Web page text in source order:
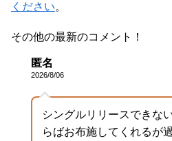
ください。
その他の最新のコメント！
匿名
2026/8/06
シングルリリースできな
らばお布施してくれるが